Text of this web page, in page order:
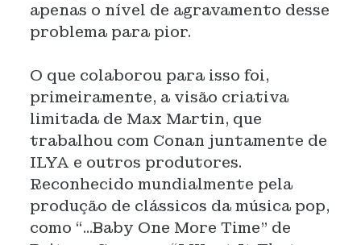
apenas o nível de agravamento desse
problema para pior.
O que colaborou para isso foi,
primeiramente, a visão criativa
limitada de Max Martin, que
trabalhou com Conan juntamente de
ILYA e outros produtores.
Reconhecido mundialmente pela
produção de clássicos da música pop,
como “...Baby One More Time” de